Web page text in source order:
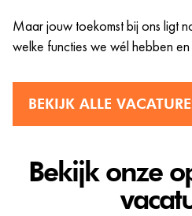
Maar jouw toekomst bij ons ligt
welke functies we wél hebben
BEKIJK ALLE
Bekijk onze